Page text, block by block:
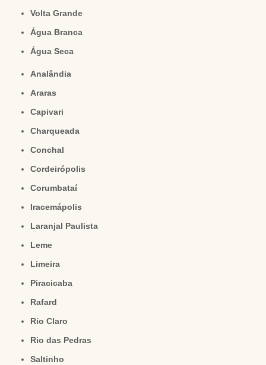
Volta Grande
Água Branca
Água Seca
Analândia
Araras
Capivari
Charqueada
Conchal
Cordeirópolis
Corumbataí
Iracemápolis
Laranjal Paulista
Leme
Limeira
Piracicaba
Rafard
Rio Claro
Rio das Pedras
Saltinho